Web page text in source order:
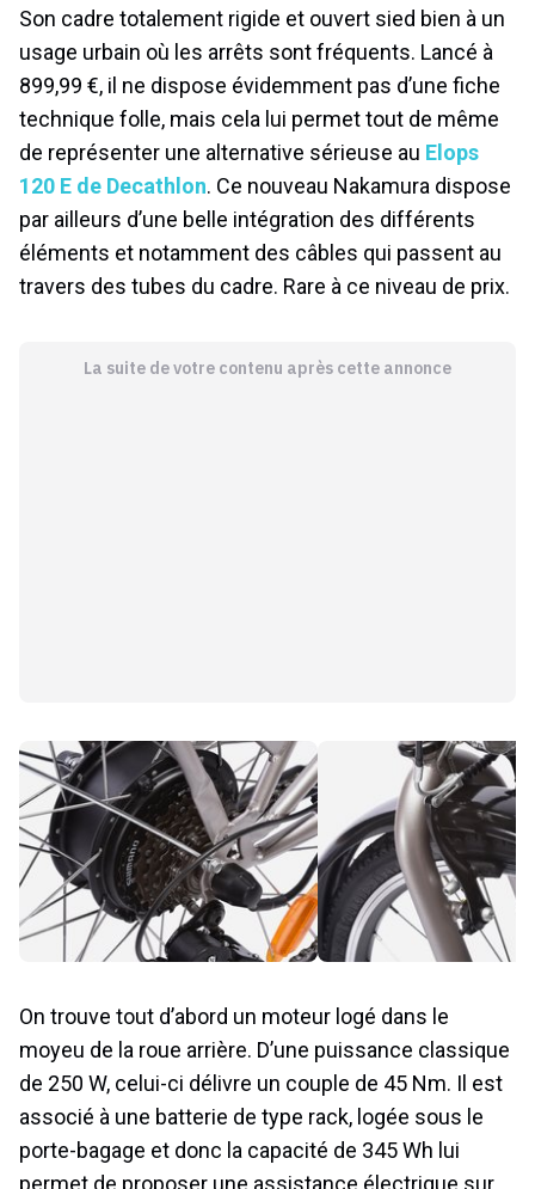
Son cadre totalement rigide et ouvert sied bien à un
usage urbain où les arrêts sont fréquents. Lancé à
899,99 €, il ne dispose évidemment pas d’une fiche
technique folle, mais cela lui permet tout de même
de représenter une alternative sérieuse au Elops
120 E de Decathlon. Ce nouveau Nakamura dispose
par ailleurs d’une belle intégration des différents
éléments et notamment des câbles qui passent au
travers des tubes du cadre. Rare à ce niveau de prix.
La suite de votre contenu après cette annonce
On trouve tout d’abord un moteur logé dans le
moyeu de la roue arrière. D’une puissance classique
de 250 W, celui-ci délivre un couple de 45 Nm. Il est
associé à une batterie de type rack, logée sous le
porte-bagage et donc la capacité de 345 Wh lui
permet de proposer une assistance électrique sur